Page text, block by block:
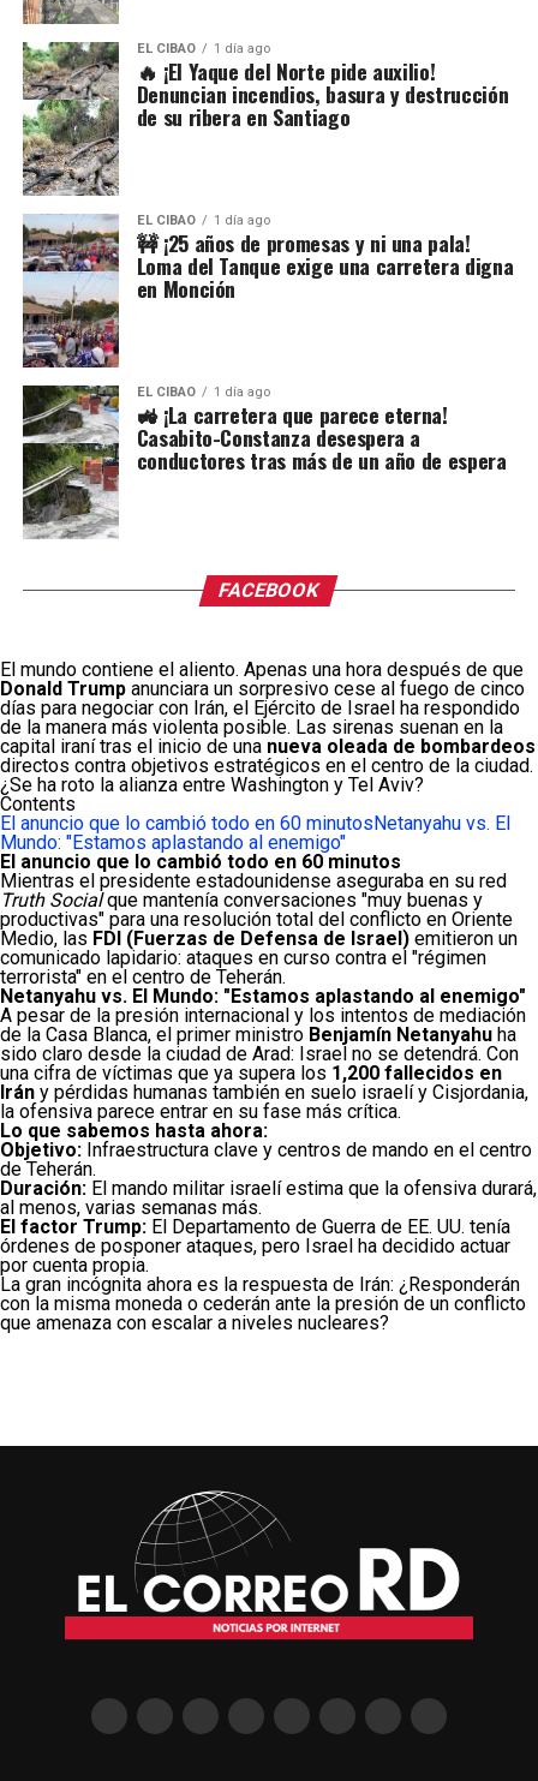
EL CIBAO 1 día ago
🔥 ¡El Yaque del Norte pide auxilio!
Denuncian incendios, basura y destrucción
de su ribera en Santiago
EL CIBAO 1 día ago
🚧 ¡25 años de promesas y ni una pala!
Loma del Tanque exige una carretera digna
en Monción
EL CIBAO 1 día ago
🚜 ¡La carretera que parece eterna!
Casabito-Constanza desespera a
conductores tras más de un año de espera
FACEBOOK
El mundo contiene el aliento. Apenas una hora después de que
Donald Trump anunciara un sorpresivo cese al fuego de cinco
días para negociar con Irán, el Ejército de Israel ha respondido
de la manera más violenta posible. Las sirenas suenan en la
capital iraní tras el inicio de una nueva oleada de bombardeos
directos contra objetivos estratégicos en el centro de la ciudad.
¿Se ha roto la alianza entre Washington y Tel Aviv?
Contents
El anuncio que lo cambió todo en 60 minutosNetanyahu vs. El
Mundo: "Estamos aplastando al enemigo"
El anuncio que lo cambió todo en 60 minutos
Mientras el presidente estadounidense aseguraba en su red
Truth Socialque mantenía conversaciones "muy buenas y
productivas" para una resolución total del conflicto en Oriente
Medio, las FDI (Fuerzas de Defensa de Israel) emitieron un
comunicado lapidario: ataques en curso contra el "régimen
terrorista" en el centro de Teherán.
Netanyahu vs. El Mundo: "Estamos aplastando al enemigo"
A pesar de la presión internacional y los intentos de mediación
de la Casa Blanca, el primer ministro Benjamín Netanyahu ha
sido claro desde la ciudad de Arad: Israel no se detendrá. Con
una cifra de víctimas que ya supera los 1,200 fallecidos en
Irán y pérdidas humanas también en suelo israelí y Cisjordania,
la ofensiva parece entrar en su fase más crítica.
Lo que sabemos hasta ahora:
Objetivo: Infraestructura clave y centros de mando en el centro
de Teherán.
Duración: El mando militar israelí estima que la ofensiva durará,
al menos, varias semanas más.
El factor Trump: El Departamento de Guerra de EE. UU. tenía
órdenes de posponer ataques, pero Israel ha decidido actuar
por cuenta propia.
La gran incógnita ahora es la respuesta de Irán: ¿Responderán
con la misma moneda o cederán ante la presión de un conflicto
que amenaza con escalar a niveles nucleares?